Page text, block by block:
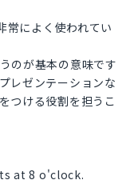
によく使われてい
のが基本の意味です
レゼンテーションな
つける役割を担うこ
at 8 o'clock.